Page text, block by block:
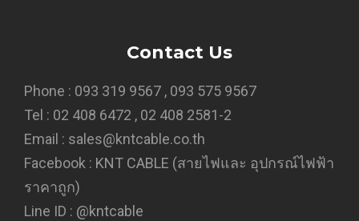
Contact Us
Phone : 093 319 9567 , 093 575 9567
Tel : 02 408 6472 , 02 408 2581-2
Email : sales@kntcable.co.th
Facebook : KNT CABLE (สายไฟและ อุปกรณ์ไฟฟ้า
ราคาถูก)
Line ID : @kntcable